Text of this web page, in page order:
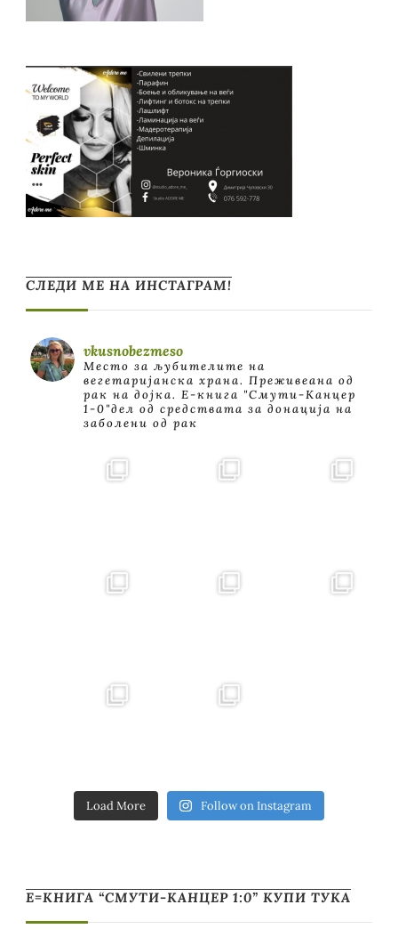
СЛЕДИ МЕ НА ИНСТАГРАМ!
vkusnobezmeso
Место за љубителите на
вегетаријанска храна. Преживеана од
рак на дојка. E-книга "Смути-Канцер
1-0"дел од средствата за донација на
заболени од рак
Load More Follow on Instagram
Е=КНИГА “СМУТИ-КАНЦЕР 1:0” КУПИ ТУКА